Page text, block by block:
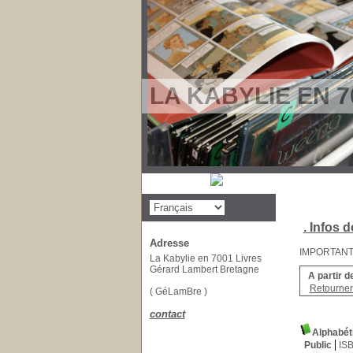
LA KABYLIE EN
. Infos
A partir
Public
Adresse
La Kabylie en 7001 Livres
Gérard Lambert Bretagne
( GéLamBre )
contact